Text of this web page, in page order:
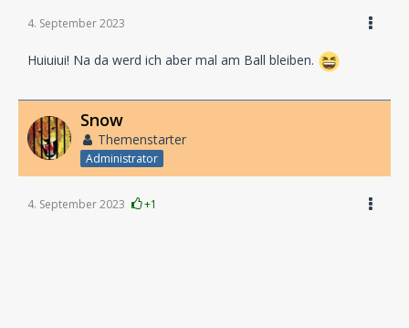
4. September 2023
Huiuiui! Na da werd ich aber mal am Ball bleiben.
Snow
Themenstarter
Administrator
4. September 2023 +1